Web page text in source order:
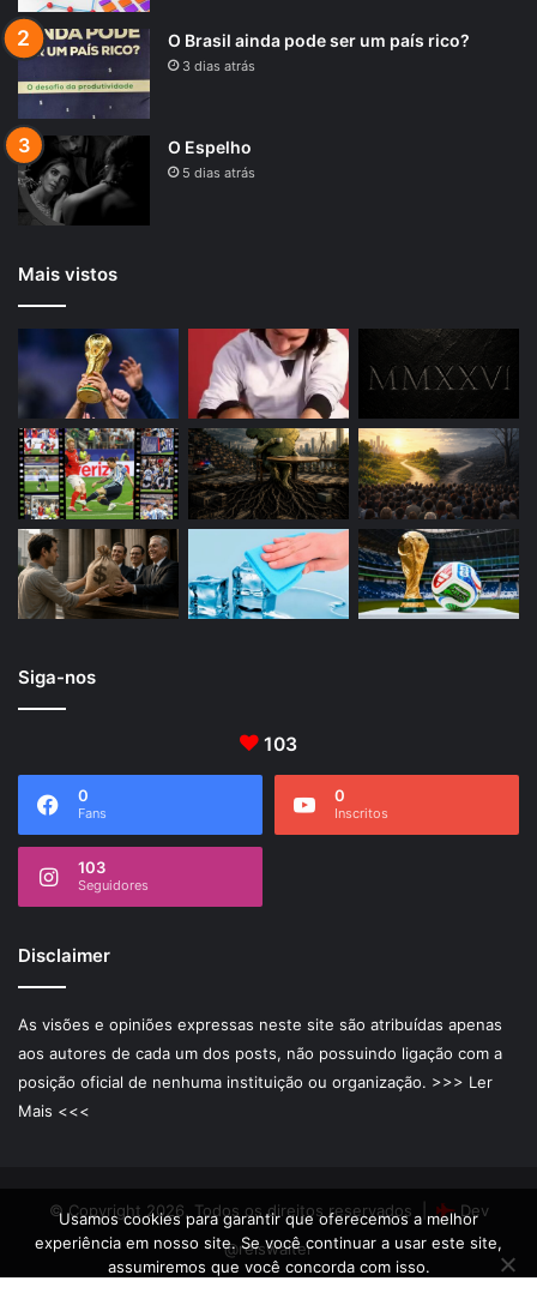
O Brasil ainda pode ser um país rico?
3 dias atrás
O Espelho
5 dias atrás
Mais vistos
Siga-nos
103
0
Fans
0
Inscritos
103
Seguidores
Disclaimer
As visões e opiniões expressas neste site são atribuídas apenas
aos autores de cada um dos posts, não possuindo ligação com a
posição oficial de nenhuma instituição ou organização. >>> Ler
Mais <<<
© Copyright 2026, Todos os direitos reservados |
Dev
@reiswalter
Usamos cookies para garantir que oferecemos a melhor
experiência em nosso site. Se você continuar a usar este site,
assumiremos que você concorda com isso.